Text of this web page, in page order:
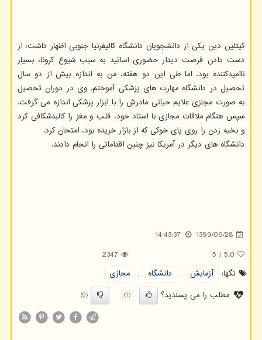
کیتلین دین یکی از دانشجویان دانشگاه کالیفرنیا جنوبی اظهار داشت: از
دست دادن فرصت دیدار حضوری اساتید به سبب شیوع کرونا، بسیار
ناامیدکننده بود. اما طی این دو هفته، من به اندازه بیش از دو سال
تحصیل در دانشگاه مهارت های پزشکی آموختم. وی در دوران تحصیل
به صورت مجازی علایم حیاتی مادرش را با ابزار پزشکی اندازه می گرفت.
سپس هنگام ملاقات مجازی با استاد خود، قلب و مغز را کالبدشکافی کرد
و بخیه زدن را روی پای خوکی که از بازار خریده بود، امتحان کرد.
دانشگاه های دیگر در آمریکا نیز چنین اقداماتی را انجام دادند.
1399/06/28
14:43:37
5.0
/
5
2347
تگها:
آزمایش , دانشگاه ,
مجازی
مطلب را می پسندید؟
(1)
(0)